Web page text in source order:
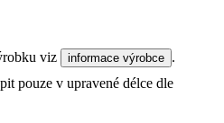
pouze v upravené délce dle
viz informace výrobce .